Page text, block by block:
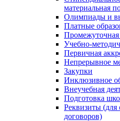
материальная
Олимпиады и
Платные
Промежуточная
Учебно-
Первичная
Непрерывное
Закупки
Инклюзивное
Внеучебная
Подготовка
Реквизиты (для
договоров)